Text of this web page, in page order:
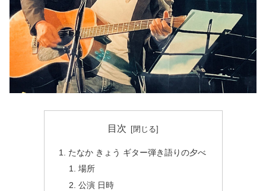
目次
たなか きょう ギター弾き語りの夕べ
場所
公演 日時